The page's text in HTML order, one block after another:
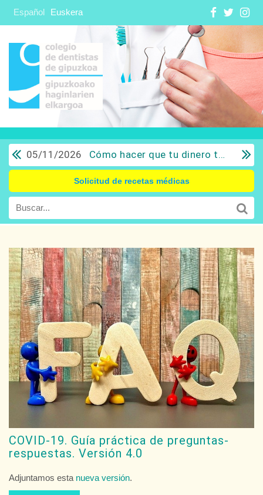
Español Euskera
05/11/2026 Cómo hacer que tu dinero trabaje para ti: Del ahorro a la inversión con sentido común.
Solicitud de recetas médicas
COVID-19. Guía práctica de preguntas-
respuestas. Versión 4.0
Adjuntamos esta nueva versión.